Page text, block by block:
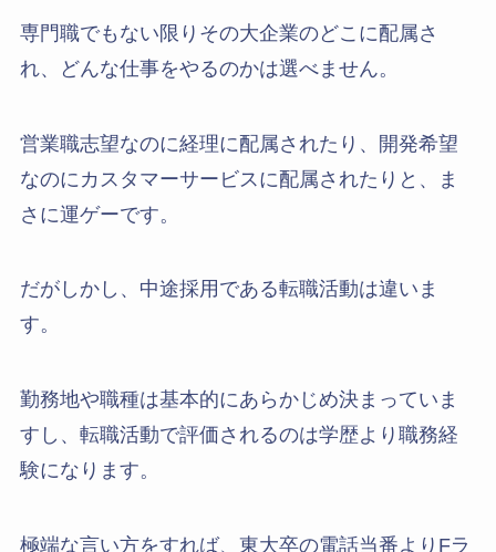
専門職でもない限りその大企業のどこに配属さ
れ、どんな仕事をやるのかは選べません。
営業職志望なのに経理に配属されたり、開発希望
なのにカスタマーサービスに配属されたりと、ま
さに運ゲーです。
だがしかし、中途採用である転職活動は違いま
す。
勤務地や職種は基本的にあらかじめ決まっていま
すし、転職活動で評価されるのは学歴より職務経
験になります。
極端な言い方をすれば、東大卒の電話当番よりFラ